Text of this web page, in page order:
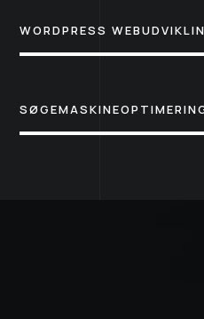
WORDPRESS